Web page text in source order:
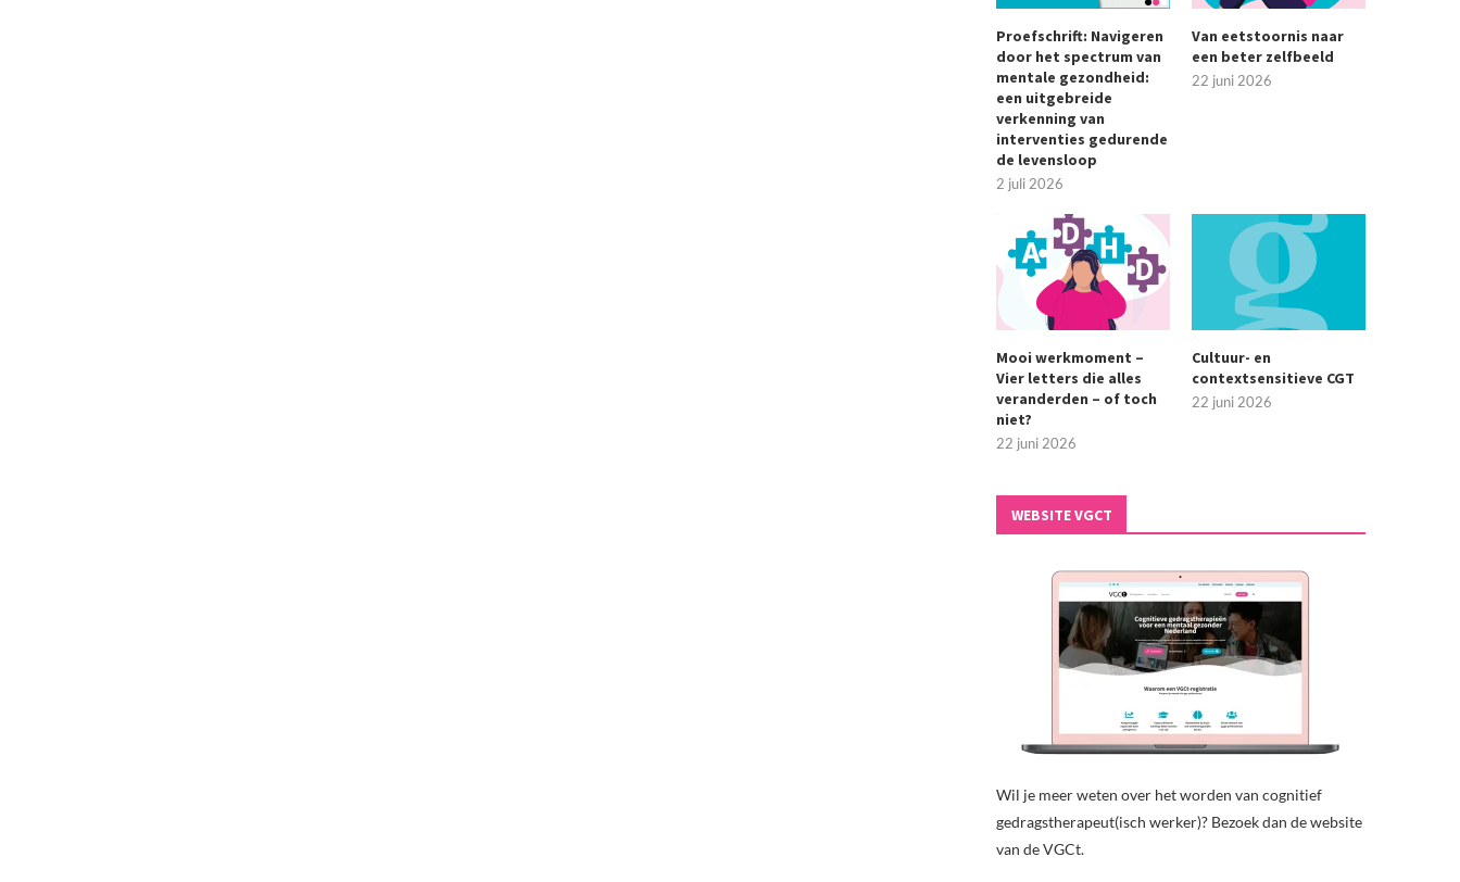
Proefschrift: Navigeren
door het spectrum van
mentale gezondheid:
een uitgebreide
verkenning van
interventies gedurende
de levensloop
2 juli 2026
Van eetstoornis naar
een beter zelfbeeld
22 juni 2026
Mooi werkmoment –
Vier letters die alles
veranderden – of toch
niet?
22 juni 2026
Cultuur- en
contextsensitieve CGT
22 juni 2026
WEBSITE VGCT
Wil je meer weten over het worden van cognitief
gedragstherapeut(isch werker)? Bezoek dan de website
van de VGCt.